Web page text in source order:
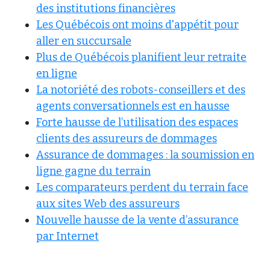
des institutions financières
Les Québécois ont moins d'appétit pour
aller en succursale
Plus de Québécois planifient leur retraite
en ligne
La notoriété des robots-conseillers et des
agents conversationnels est en hausse
Forte hausse de l’utilisation des espaces
clients des assureurs de dommages
Assurance de dommages : la soumission en
ligne gagne du terrain
Les comparateurs perdent du terrain face
aux sites Web des assureurs
Nouvelle hausse de la vente d’assurance
par Internet